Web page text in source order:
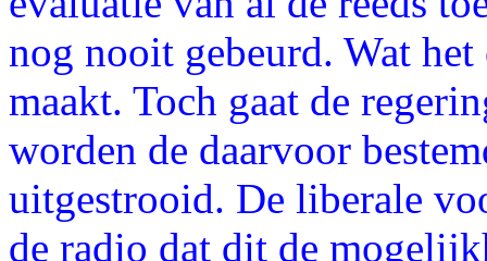
nog nooit gebeurd. Wat
maakt. Toch gaat de
worden de daarvoor
uitgestrooid. De liberale
de radio dat dit de